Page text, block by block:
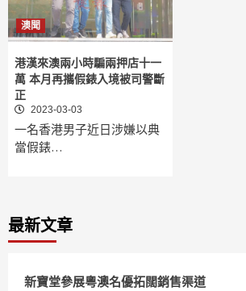
澳聞
港漢來澳兩小時騙兩押店十一
萬 本月再攜假錶入境被司警斷
正
2023-03-03
一名香港男子近日涉嫌以典
當假錶…
最新文章
新寶堂參展粵澳名優拓闊銷售渠道